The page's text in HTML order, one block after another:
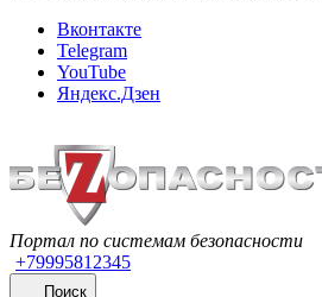
Вконтакте
Telegram
YouTube
Яндекс.Дзен
Портал по системам безопасности
+79995812345
Поиск